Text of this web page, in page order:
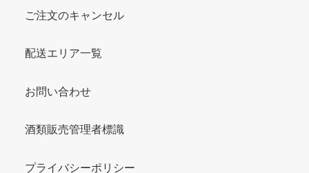
ご注文のキャンセル
配送エリア一覧
お問い合わせ
酒類販売管理者標識
プライバシーポリシー